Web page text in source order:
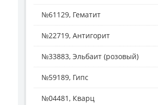
№61129, Гематит
№22719, Антигорит
№33883, Эльбаит (розовый)
№59189, Гипс
№04481, Кварц